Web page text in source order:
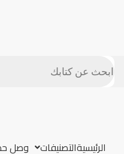
الرئيسيةالتصنيفات وصل